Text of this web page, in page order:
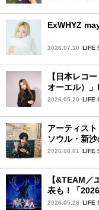
ExWHYZ
2026.07.10 LIFE
【日本レコ
オーエル）
ィションが
2026.05.20 LIFE
アーティス
ソウル・新
2026.08.01 LIFE
【&TEAM／
表も！「
WAY’」神奈
2026.05.28 LIFE